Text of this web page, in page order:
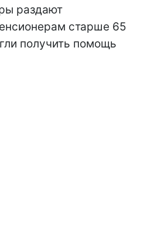
раздают
старше 65
получить помощь